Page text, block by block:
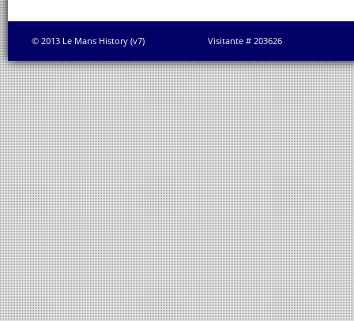
© 2013 Le Mans History (v7) Visitante # 203626